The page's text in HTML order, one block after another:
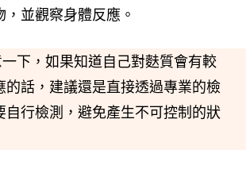
並觀察身體反應。
一下，如果知道自己對麩質會有較
的話，建議還是直接透過專業的檢
自行檢測，避免產生不可控制的狀